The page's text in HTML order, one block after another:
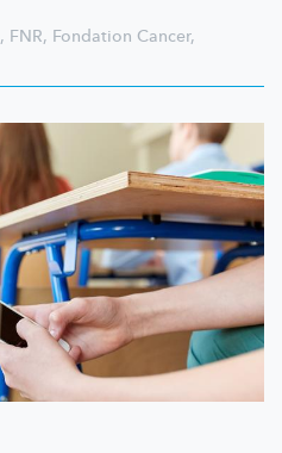
, FNR, Fondation Cancer,